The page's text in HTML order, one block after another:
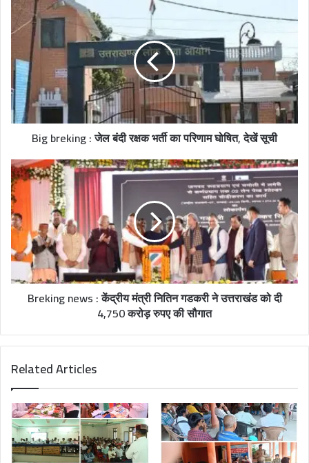
t
e
Big breking : जेल बंदी रक्षक भर्ती का परिणाम घोषित, देखें सूची
Breking news : केंद्रीय मंत्री नितिन गडकरी ने उत्तराखंड को दी
4,750 करोड़ रुपए की सौगात
Related Articles